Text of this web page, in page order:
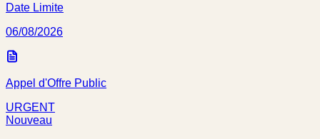
Date Limite
06/08/2026
Appel d'Offre Public
URGENT
Nouveau